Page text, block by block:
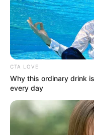
CTA LOVE
Why this ordinary drink
every day